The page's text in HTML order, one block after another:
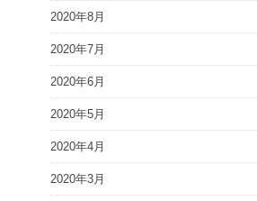
2020年8月
2020年7月
2020年6月
2020年5月
2020年4月
2020年3月